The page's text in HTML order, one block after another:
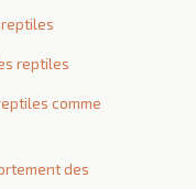
reptiles
reptiles
comme
des